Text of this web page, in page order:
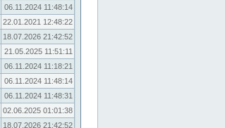
06.11.2024 11:48:14
22.01.2021 12:48:22
18.07.2026 21:42:52
21.05.2025 11:51:11
06.11.2024 11:18:21
06.11.2024 11:48:14
06.11.2024 11:48:31
02.06.2025 01:01:38
18.07.2026 21:42:52